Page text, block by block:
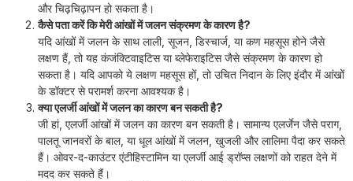
और चिढ़चिढ़ापन हो सकता है।
कैसे पता करें कि मेरी आंखों में जलन संक्रमण के कारण है?
यदि आंखों में जलन के साथ लाली, सूजन, डिस्चार्ज, या कण महसूस होने जैसे
लक्षण हैं, तो यह कंजंक्टिवाइटिस या ब्लेफेराइटिस जैसे संक्रमण के कारण हो
सकता है। यदि आपको ये लक्षण महसूस हों, तो उचित निदान के लिए इंदौर में आंखों
के डॉक्टर से परामर्श करना आवश्यक है।
क्या एलर्जी आंखों में जलन का कारण बन सकती है?
जी हां, एलर्जी आंखों में जलन का कारण बन सकती है। सामान्य एलर्जेन जैसे पराग,
पालतू जानवरों के बाल, या धूल आंखों में जलन, खुजली और लालिमा पैदा कर सकते
हैं। ओवर-द-काउंटर एंटीहिस्टामिन या एलर्जी आई ड्रॉप्स लक्षणों को राहत देने में
मदद कर सकते हैं।